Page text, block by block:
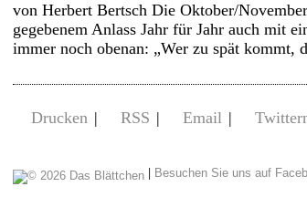
von Herbert Bertsch Die Oktober/
gegebenem Anlass Jahr für Jahr auch mit
immer noch obenan: „Wer zu spät kommt,
Drucken | RSS | Email |
| Besuchen Sie uns auf